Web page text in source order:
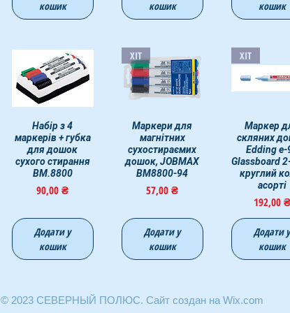
кошик
кошик
кошик
Швидкий перегляд
Набір з 4
маркерів + губка
для дошок
сухого стирання
BM.8800
Ціна
90,00 ₴
Додати у
кошик
Швидкий перегляд
ХІТ
Маркери для
магнітних
сухостираємих
дошок, JOBMAX
BM8800-94
Ціна
57,00 ₴
Додати у
кошик
Швидкий
ХІТ
Маркер
скляних
Edding е-
Glassboard
круглий
асорті
Ціна
192,00 ₴
Додати у
кошик
© 2023 СЕВЕРНЫЙ ПОЛЮС. Сайт создан на Wix.com